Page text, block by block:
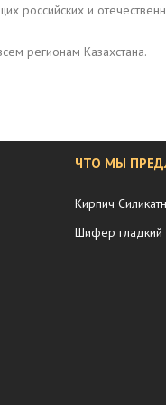
российских и
регионам Казахстана.
ЧТО МЫ
Кирпич
Шифер гладкий